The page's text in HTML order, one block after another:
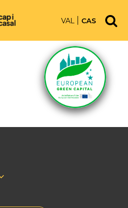
VAL CAS